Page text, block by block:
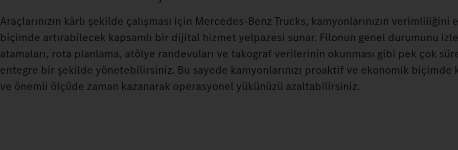
Araçlarınızın kârlı şekilde çalışması için Mercedes‑Benz Trucks, kamyonlarınızın verimliliğini
biçimde artırabilecek kapsamlı bir dijital hizmet yelpazesi sunar. Filonun genel durumunu
atamaları, rota planlama, atölye randevuları ve takograf verilerinin okunması gibi pek çok
entegre bir şekilde yönetebilirsiniz. Bu sayede kamyonlarınızı proaktif ve ekonomik biçimde
ve önemli ölçüde zaman kazanarak operasyonel yükünüzü azaltabilirsiniz.